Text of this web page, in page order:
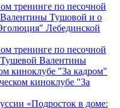
тренинге по песочной
Тушовой и о
Лебединской
тренинге по песочной
Валентины
киноклубе "За кадром"
киноклубе "За
«Подросток в доме: